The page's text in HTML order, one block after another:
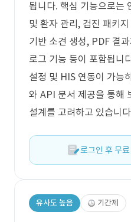
됩니다. 핵심 기능으로는
및 환자 관리, 검진 패키
기반 소견 생성, PDF 결
로그 기능 등이 포함됩니
설정 및 HIS 연동이 가능
와 API 문서 제공을 통해
설계를 고려하고 있습니
로그인 후 무
유사도 높음 기간제